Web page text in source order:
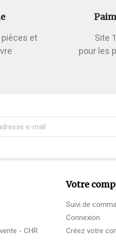
pièces et
Site
pour les
- CHR
Votre
Suivi de
Connexion
Créez votre